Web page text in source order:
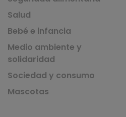
Salud
Bebé e infancia
Medio ambiente y
solidaridad
Sociedad y consumo
Mascotas